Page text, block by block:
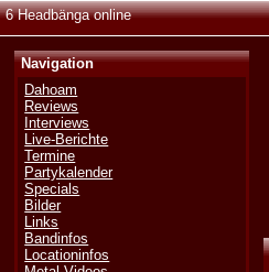
6 Headbänga online
Navigation
Dahoam
Reviews
Interviews
Live-Berichte
Termine
Partykalender
Specials
Bilder
Links
Bandinfos
Locationinfos